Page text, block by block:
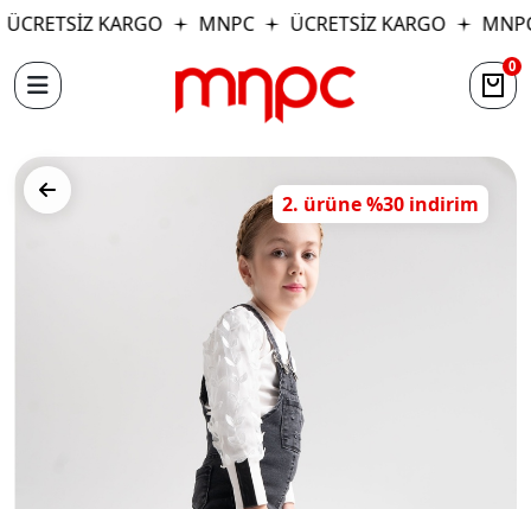
ÜCRETSİZ KARGO MNPC ÜCRETSİZ KARGO MNPC
0
2. ürüne %30 indirim